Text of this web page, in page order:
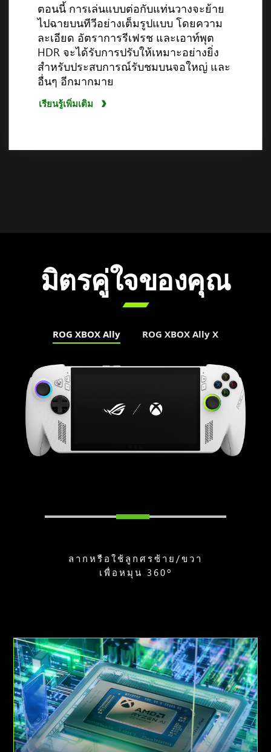
ตอนนี้ การเล่นแบบต่อกับแท่นวางจะย้าย
ไปฉายบนทีวีอย่างเต็มรูปแบบ โดยความ
ละเอียด อัตราการรีเฟรช และเอาท์พุต
HDR จะได้รับการปรับให้เหมาะอย่างยิ่ง
สำหรับประสบการณ์รับชมบนจอใหญ่ และ
อื่นๆ อีกมากมาย
เรียนรู้เพิ่มเติม
เรียนรู้เพิ่มเติม
มิตรคู่ใจของคุณ

ROG XBOX Ally ROG XBOX Ally X
ลากหรือใช้ลูกศรซ้าย/ขวา
เพื่อหมุน 360º
ภาพ
เคลื่อนไหว
ของ
โปรเซสเซอร์
AMD
Ryzen
AI
Z2